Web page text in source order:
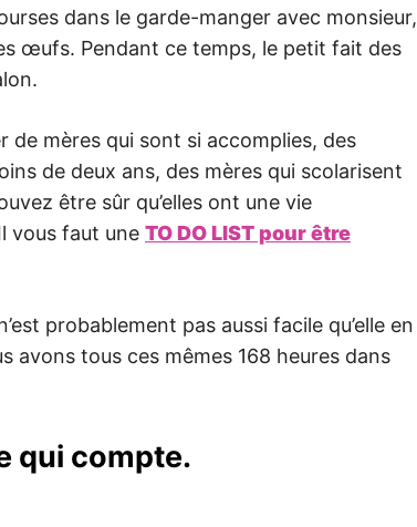
dans le garde-manger avec monsieur,
œufs. Pendant ce temps, le petit fait des
de mères qui sont si accomplies, des
de deux ans, des mères qui scolarisent
être sûr qu’elles ont une vie
vous faut une TO DO LIST pour être
probablement pas aussi facile qu’elle en
avons tous ces mêmes 168 heures dans
qui compte.